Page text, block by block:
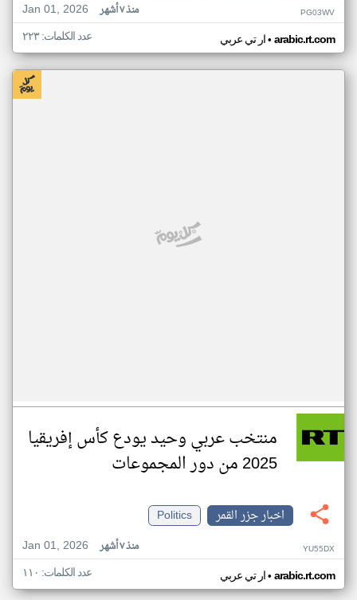
Jan 01, 2026
منذ ٧ أشهر PG03WV
ار تي عربي• arabic.rt.com عدد الكلمات: ٢٢٣
منتخب عربي وحيد يودع كأس إفريقيا
2025 من دور المجموعات
اخبار جزر القمر
Politics
Jan 01, 2026
منذ ٧ أشهر YU55DX
ار تي عربي• arabic.rt.com عدد الكلمات: ١١٠